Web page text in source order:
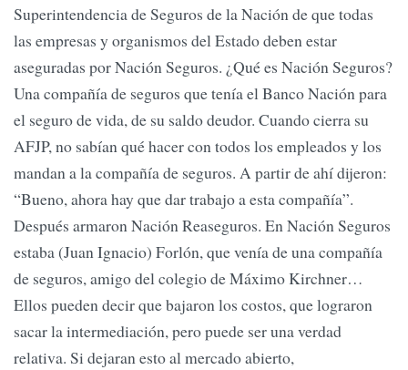
Superintendencia de Seguros de la Nación de que todas
las empresas y organismos del Estado deben estar
aseguradas por Nación Seguros. ¿Qué es Nación Seguros?
Una compañía de seguros que tenía el Banco Nación para
el seguro de vida, de su saldo deudor. Cuando cierra su
AFJP, no sabían qué hacer con todos los empleados y los
mandan a la compañía de seguros. A partir de ahí dijeron:
“Bueno, ahora hay que dar trabajo a esta compañía”.
Después armaron Nación Reaseguros. En Nación Seguros
estaba (Juan Ignacio) Forlón, que venía de una compañía
de seguros, amigo del colegio de Máximo Kirchner…
Ellos pueden decir que bajaron los costos, que lograron
sacar la intermediación, pero puede ser una verdad
relativa. Si dejaran esto al mercado abierto,